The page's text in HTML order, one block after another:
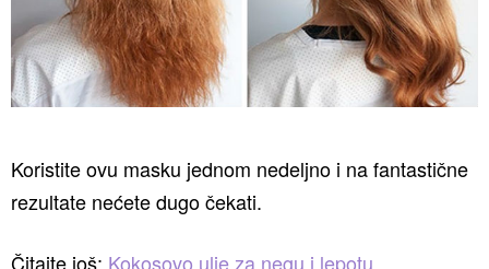
Koristite ovu masku jednom nedeljno i na fantastične
rezultate nećete dugo čekati.
Čitajte još: Kokosovo ulje za negu i lepotu